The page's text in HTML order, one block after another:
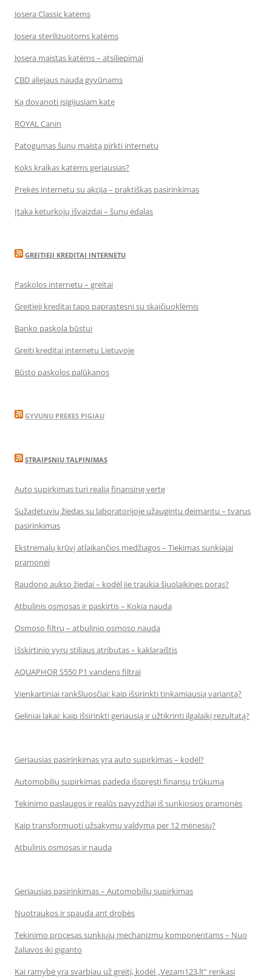
Josera Classic katėms
Josera sterilizuotoms katėms
Josera maistas katėms – atsiliepimai
CBD aliejaus nauda gyvūnams
Ką dovanoti įsigijusiam katę
ROYAL Canin
Patogumas šunų maistą pirkti internetu
Koks kraikas katėms geriausias?
Prekės internetu su akcija – praktiškas pasirinkimas
Įtaka keturkojų išvaizdai – šunų ėdalas
GREITIEJI KREDITAI INTERNETU
Paskolos internetu – greitai
Greitieji kreditai tapo paprastesni su skaičiuoklėmis
Banko paskola būstui
Greiti kreditai internetu Lietuvoje
Būsto paskolos palūkanos
GYVUNU PREKES PIGIAU
STRAIPSNIU TALPINIMAS
Auto supirkimas turi realią finansinę vertę
Sužadėtuvių žiedas su laboratorijoje užaugintu deimantu – tvarus
pasirinkimas
Ekstremalų krūvį atlaikančios medžiagos – Tiekimas sunkiajai
pramonei
Raudono aukso žiedai – kodėl jie traukia šiuolaikines poras?
Atbulinis osmosas ir paskirtis – Kokia nauda
Osmoso filtrų – atbulinio osmoso nauda
Išskirtinio vyrų stiliaus atributas – kaklaraištis
AQUAPHOR S550 P1 vandens filtrai
Vienkartiniai rankšluosčiai: kaip išsirinkti tinkamiausią variantą?
Geliniai lakai: kaip išsirinkti geriausią ir užtikrinti ilgalaikį rezultatą?
Geriausias pasirinkimas yra auto supirkimas – kodėl?
Automobilių supirkimas padeda išspręsti finansų trūkumą
Tekinimo paslaugos ir realūs pavyzdžiai iš sunkiosios pramonės
Kaip transformuoti užsakymų valdymą per 12 mėnesių?
Atbulinis osmosas ir nauda
Geriausias pasirinkimas – Automobilių supirkimas
Nuotraukos ir spauda ant drobės
Tekinimo procesas sunkiųjų mechanizmų komponentams – Nuo
žaliavos iki giganto
Kai ramybė yra svarbiau už greitį, kodėl „Vezam123.lt“ renkasi